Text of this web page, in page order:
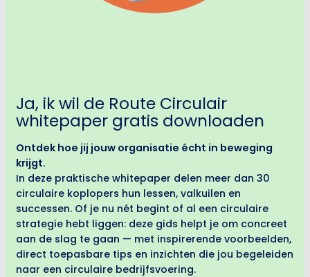
Ja, ik wil de Route Circulair
whitepaper gratis downloaden
Ontdek hoe jij jouw organisatie écht in beweging
krijgt.
In deze praktische whitepaper delen meer dan 30
circulaire koplopers hun lessen, valkuilen en
successen. Of je nu nét begint of al een circulaire
strategie hebt liggen: deze gids helpt je om concreet
aan de slag te gaan — met inspirerende voorbeelden,
direct toepasbare tips en inzichten die jou begeleiden
naar een circulaire bedrijfsvoering.